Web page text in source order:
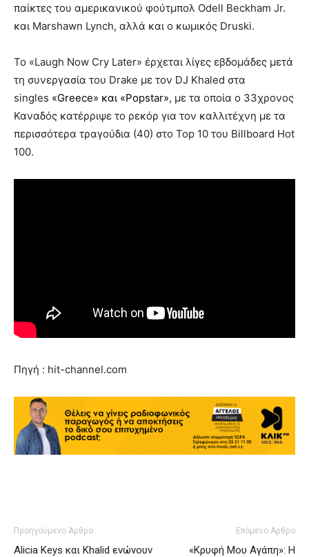
παίκτες του αμερικανικού φούτμπολ Odell Beckham Jr.
και Marshawn Lynch, αλλά και ο κωμικός Druski.
Το «Laugh Now Cry Later» έρχεται λίγες εβδομάδες μετά
τη συνεργασία του Drake με τον DJ Khaled στα
singles «Greece» και «Popstar», με τα οποία ο 33χρονος
Καναδός κατέρριψε το ρεκόρ για τον καλλιτέχνη με τα
περισσότερα τραγούδια (40) στο Top 10 του Billboard Hot
100.
Πηγή : hit-channel.com
Προηγούμενο Άρθρο
Alicia Keys και Khalid ενώνουν
Επόμενο Άρθρο
«Κρυφή Μου Αγάπη»: Η